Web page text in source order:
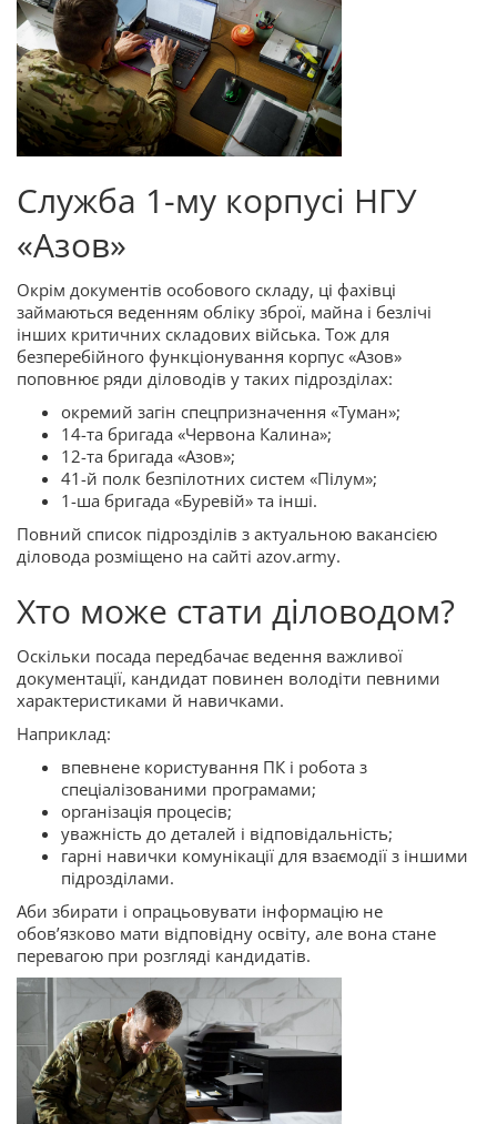
Служба 1-му корпусі НГУ
«Азов»
Окрім документів особового складу, ці фахівці
займаються веденням обліку зброї, майна і безлічі
інших критичних складових війська. Тож для
безперебійного функціонування корпус «Азов»
поповнює ряди діловодів у таких підрозділах:
окремий загін спецпризначення «Туман»;
14-та бригада «Червона Калина»;
12-та бригада «Азов»;
41-й полк безпілотних систем «Пілум»;
1-ша бригада «Буревій» та інші.
Повний список підрозділів з актуальною вакансією
діловода розміщено на сайті azov.army.
Хто може стати діловодом?
Оскільки посада передбачає ведення важливої
документації, кандидат повинен володіти певними
характеристиками й навичками.
Наприклад:
впевнене користування ПК і робота з
спеціалізованими програмами;
організація процесів;
уважність до деталей і відповідальність;
гарні навички комунікації для взаємодії з іншими
підрозділами.
Аби збирати і опрацьовувати інформацію не
обовʼязково мати відповідну освіту, але вона стане
перевагою при розгляді кандидатів.